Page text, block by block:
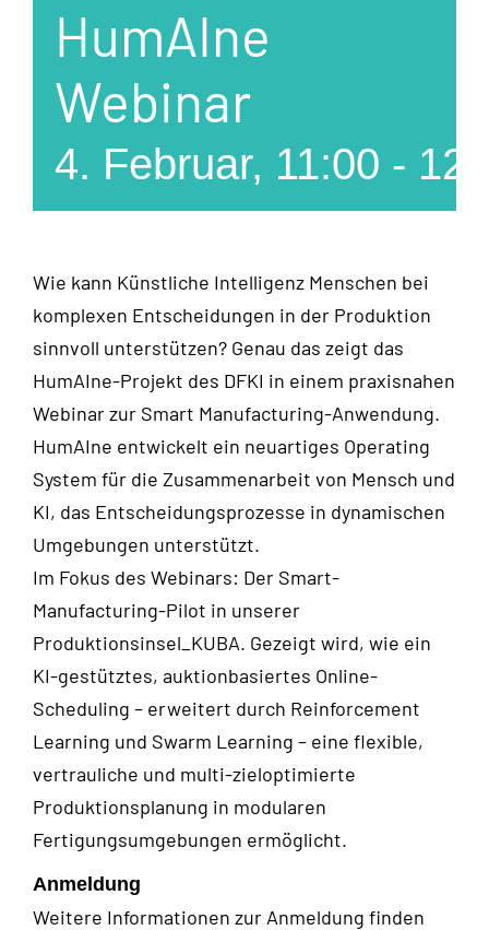
HumAIne
Webinar
4. Februar, 11:00 -
Wie kann Künstliche Intelligenz Menschen bei
komplexen Entscheidungen in der Produktion
sinnvoll unterstützen? Genau das zeigt das
HumAIne-Projekt des DFKI in einem praxisnahen
Webinar zur Smart Manufacturing-Anwendung.
HumAIne entwickelt ein neuartiges Operating
System für die Zusammenarbeit von Mensch und
KI, das Entscheidungsprozesse in dynamischen
Umgebungen unterstützt.
Im Fokus des Webinars: Der Smart-
Manufacturing-Pilot in unserer
Produktionsinsel_KUBA. Gezeigt wird, wie ein
KI-gestütztes, auktionbasiertes Online-
Scheduling – erweitert durch Reinforcement
Learning und Swarm Learning – eine flexible,
vertrauliche und multi-zieloptimierte
Produktionsplanung in modularen
Fertigungsumgebungen ermöglicht.
Anmeldung
Weitere Informationen zur Anmeldung finden